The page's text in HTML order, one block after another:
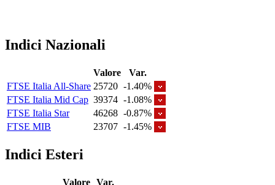
Indici Nazionali
Valore
Var.
FTSE Italia All-Share 25720 -1.40%
FTSE Italia Mid Cap 39374 -1.08%
FTSE Italia Star
46268 -0.87%
FTSE MIB
23707 -1.45%
Indici Esteri
Valore Var.